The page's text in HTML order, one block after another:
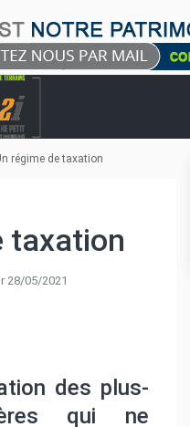
régime de taxation
taxation
28/05/2021
des plus-
qui ne